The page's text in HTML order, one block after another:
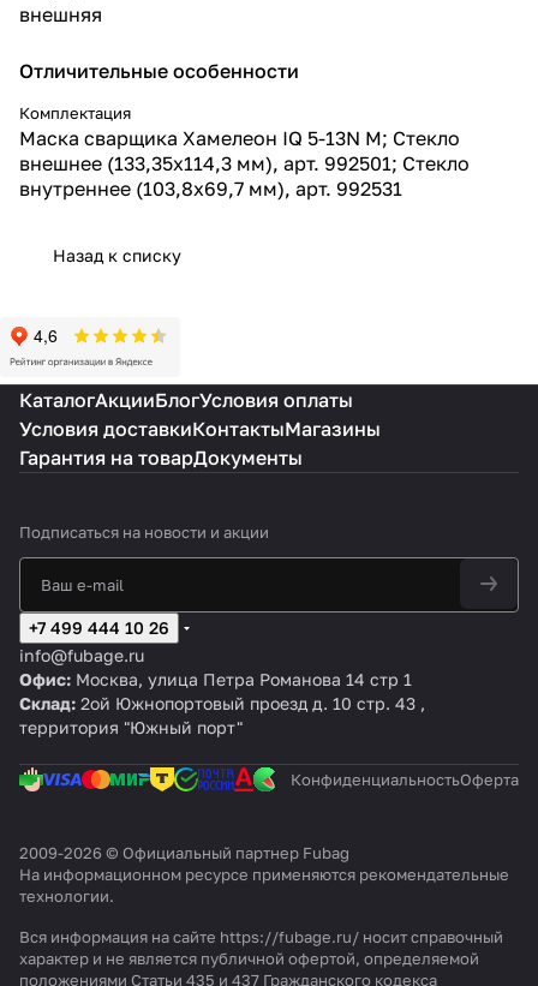
внешняя
Отличительные особенности
Комплектация
Маска сварщика Хамелеон IQ 5-13N M; Стекло
внешнее (133,35х114,3 мм), арт. 992501; Стекло
внутреннее (103,8х69,7 мм), арт. 992531
Назад к списку
КаталогАкцииБлогУсловия оплаты
Условия доставкиКонтактыМагазины
Гарантия на товарДокументы
Подписаться на новости и акции
+7 499 444 10 26
info@fubage.ru
Офис: Москва, улица Петра Романова 14 стр 1
Склад: 2ой Южнопортовый проезд д. 10 стр. 43 ,
территория "Южный порт"
КонфиденциальностьОферта
2009-2026 © Официальный партнер Fubag
На информационном ресурсе применяются рекомендательные
технологии.
Вся информация на сайте https://fubage.ru/ носит справочный
характер и не является публичной офертой, определяемой
положениями Статьи 435 и 437 Гражданского кодекса